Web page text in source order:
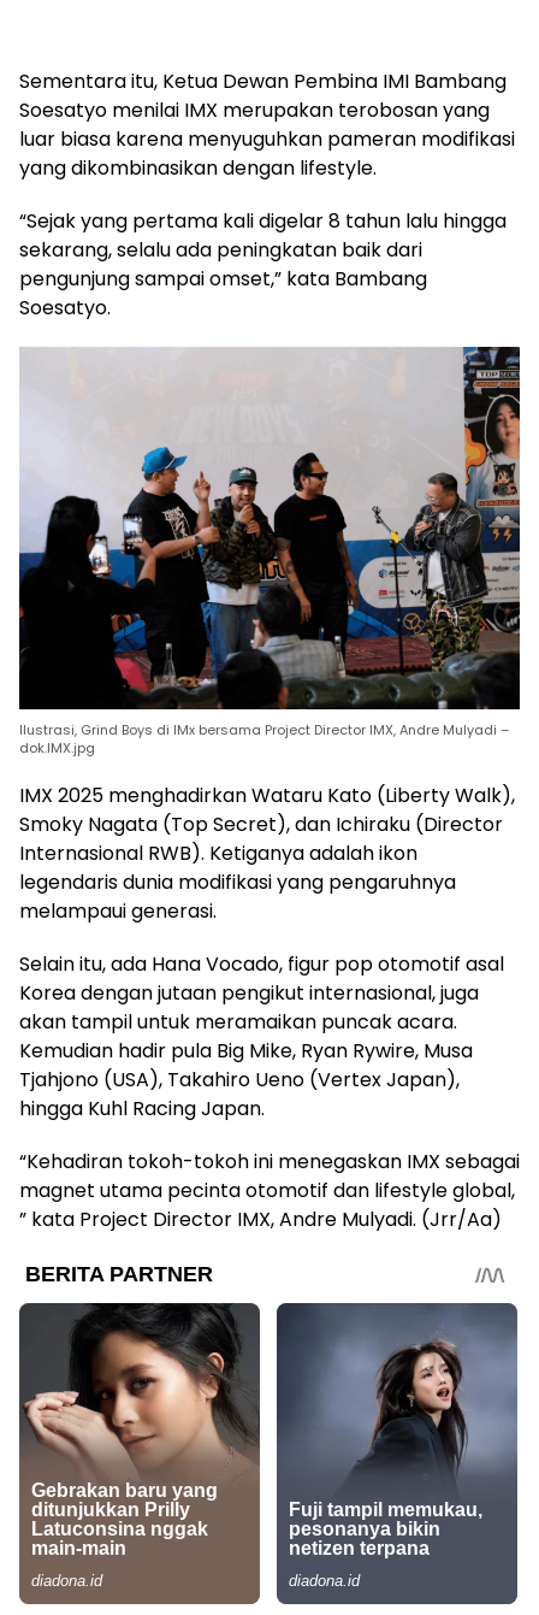
Sementara itu, Ketua Dewan Pembina IMI Bambang
Soesatyo menilai IMX merupakan terobosan yang
luar biasa karena menyuguhkan pameran modifikasi
yang dikombinasikan dengan lifestyle.
“Sejak yang pertama kali digelar 8 tahun lalu hingga
sekarang, selalu ada peningkatan baik dari
pengunjung sampai omset,” kata Bambang
Soesatyo.
Ilustrasi, Grind Boys di IMx bersama Project Director IMX, Andre Mulyadi –
dok.IMX.jpg
IMX 2025 menghadirkan Wataru Kato (Liberty Walk),
Smoky Nagata (Top Secret), dan Ichiraku (Director
Internasional RWB). Ketiganya adalah ikon
legendaris dunia modifikasi yang pengaruhnya
melampaui generasi.
Selain itu, ada Hana Vocado, figur pop otomotif asal
Korea dengan jutaan pengikut internasional, juga
akan tampil untuk meramaikan puncak acara.
Kemudian hadir pula Big Mike, Ryan Rywire, Musa
Tjahjono (USA), Takahiro Ueno (Vertex Japan),
hingga Kuhl Racing Japan.
“Kehadiran tokoh-tokoh ini menegaskan IMX sebagai
magnet utama pecinta otomotif dan lifestyle global,
” kata Project Director IMX, Andre Mulyadi. (Jrr/Aa)